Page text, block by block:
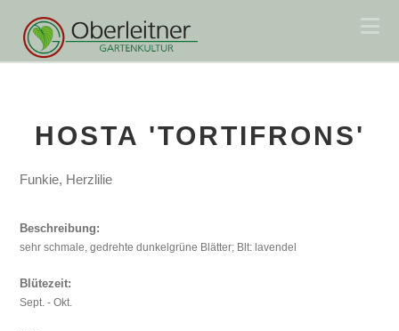
HOSTA 'TORTIFRONS'
Funkie, Herzlilie
Beschreibung:
sehr schmale, gedrehte dunkelgrüne Blätter; Blt: lavendel
Blütezeit:
Sept. - Okt.